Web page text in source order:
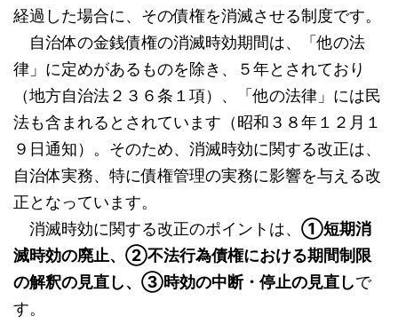
経過した場合に、その債権を消滅させる制度です。
自治体の金銭債権の消滅時効期間は、「他の法
律」に定めがあるものを除き、５年とされており
（地方自治法２３６条１項）、「他の法律」には民
法も含まれるとされています（昭和３８年１２月１
９日通知）。そのため、消滅時効に関する改正は、
自治体実務、特に債権管理の実務に影響を与える改
正となっています。
消滅時効に関する改正のポイントは、 ①短期消
滅時効の廃止、②不法行為債権における期間制限
の解釈の見直し、③時効の中断・停止の見直しで
す。